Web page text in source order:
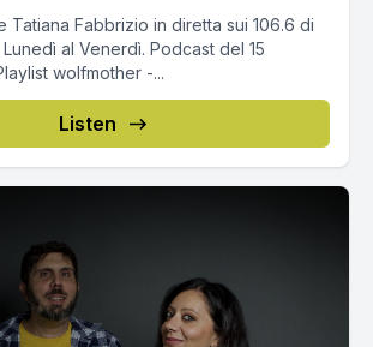
Tatiana Fabbrizio in diretta sui 106.6 di
Venerdì. Podcast del 15
gennaio 2019. Playlist wolfmother -...
Listen